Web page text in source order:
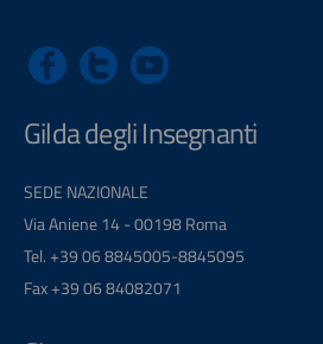
Gilda degli Insegnanti
SEDE NAZIONALE
Via Aniene 14 - 00198 Roma
Tel. +39 06 8845005-8845095
Fax +39 06 84082071